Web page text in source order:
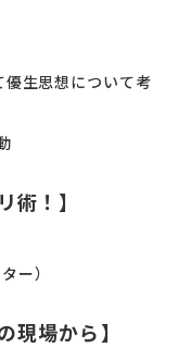
生思想について考
術！】
ー）
現場から】